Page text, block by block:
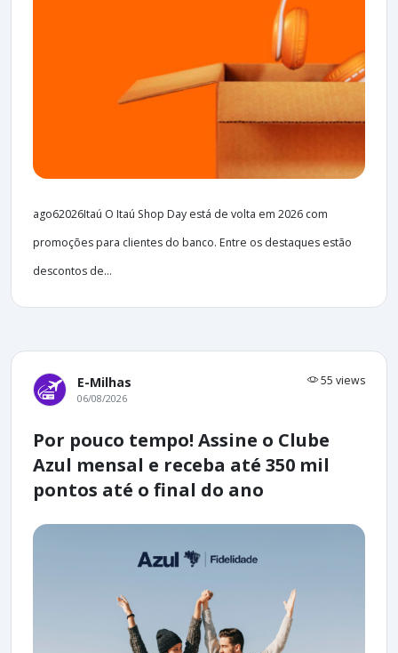
ago62026Itaú O Itaú Shop Day está de volta em 2026 com
promoções para clientes do banco. Entre os destaques estão
descontos de...
E-Milhas 55 views
06/08/2026
Por pouco tempo! Assine o Clube
Azul mensal e receba até 350 mil
pontos até o final do ano